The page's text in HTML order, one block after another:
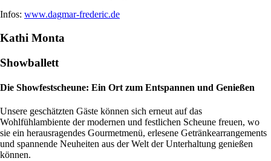
Infos: www.dagmar-frederic.de
Kathi Monta
Showballett
Die Showfestscheune: Ein Ort zum Entspannen und Genießen
Unsere geschätzten Gäste können sich erneut auf das
Wohlfühlambiente der modernen und festlichen Scheune freuen, wo
sie ein herausragendes Gourmetmenü, erlesene Getränkearrangements
und spannende Neuheiten aus der Welt der Unterhaltung genießen
können.